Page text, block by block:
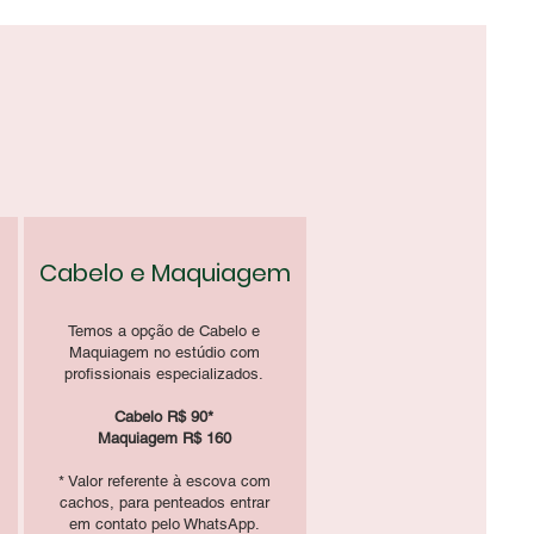
Cabelo e Maquiagem
Temos a opção de Cabelo e
Maquiagem no estúdio com
profissionais especializados.
Cabelo R$ 90*
Maquiagem R$ 160
* Valor referente à escova com
cachos, para penteados entrar
em contato pelo WhatsApp.